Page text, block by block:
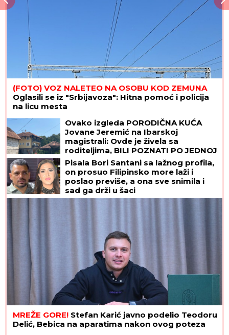
(FOTO) VOZ NALETEO NA OSOBU KOD ZEMUNA
Oglasili se iz "Srbijavoza": Hitna pomoć i policija
na licu mesta
Ovako izgleda PORODIČNA KUĆA
Jovane Jeremić na Ibarskoj
magistrali: Ovde je živela sa
roditeljima, BILI POZNATI PO JEDNOJ
STVARI!
Pisala Bori Santani sa lažnog profila,
on prosuo Filipinsko more laži i
poslao previše, a ona sve snimila i
sad ga drži u šaci
MREŽE GORE! Stefan Karić javno podelio Teodoru
Delić, Bebica na aparatima nakon ovog poteza